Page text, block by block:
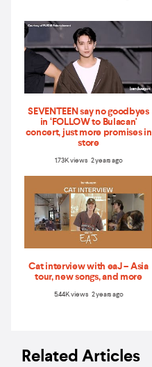
SEVENTEEN say no goodbyes
in ‘FOLLOW to Bulacan'
concert, just more promises in
store
1.73K views 2 years ago
Cat interview with eaJ – Asia
tour, new songs, and more
5.44K views 2 years ago
Related Articles